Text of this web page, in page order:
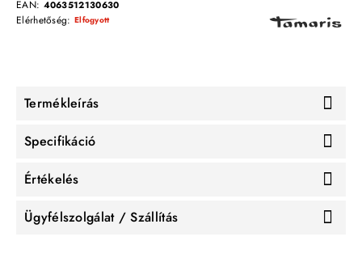
EAN: 4063512130630
Elérhetőség: Elfogyott
Termékleírás
Specifikáció
Értékelés
Ügyfélszolgálat / Szállítás